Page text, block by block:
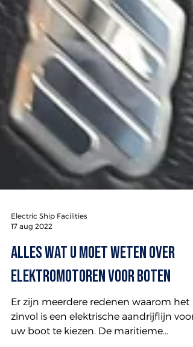
Electric Ship Facilities
Alles wat u moet weten over
elektromotoren voor boten